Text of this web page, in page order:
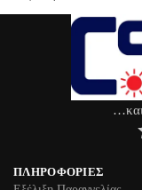
ΠΛΗΡΟΦΟΡΊΕΣ